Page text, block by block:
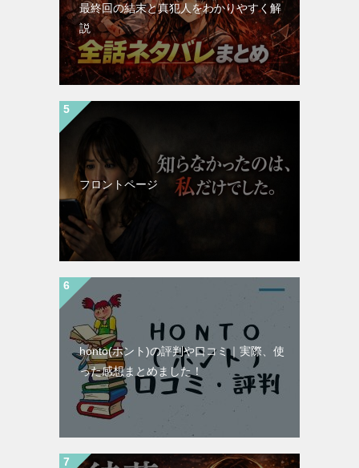
最終回の結末と真犯人をわかりやすく解
説
フロントページ
honto(ホント)の評判や口コミ｜実際、使
った感想まとめました！